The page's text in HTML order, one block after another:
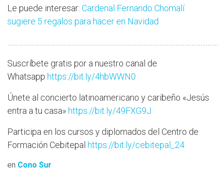
Le puede interesar: Cardenal Fernando Chomalí
sugiere 5 regalos para hacer en Navidad
Suscríbete gratis por a nuestro canal de
Whatsapp https://bit.ly/4hbWWN0
Únete al concierto latinoamericano y caribeño «Jesús
entra a tu casa» https://bit.ly/49FXG9J
Participa en los cursos y diplomados del Centro de
Formación Cebitepal https://bit.ly/cebitepal_24
en Cono Sur